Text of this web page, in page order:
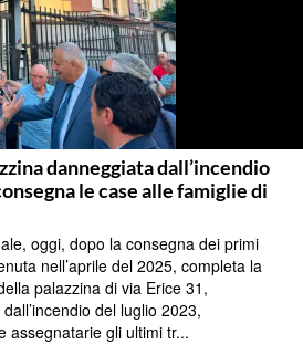
danneggiata dall’incendio
le case alle famiglie di
oggi, dopo la consegna dei primi
nell’aprile del 2025, completa la
palazzina di via Erice 31,
del luglio 2023,
assegnatarie gli ultimi tr...